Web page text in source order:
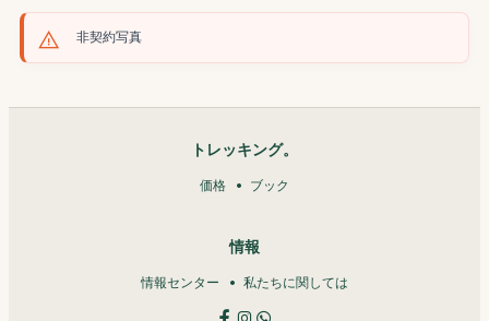
非契約写真
トレッキング。
価格 ブック
情報
情報センター 私たちに関しては